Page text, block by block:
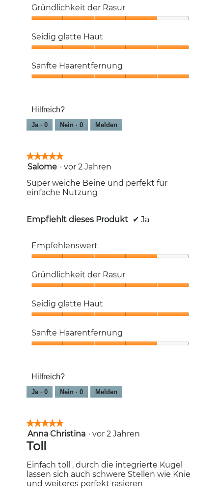
5
von
Gründlichkeit der Rasur
der
Rasur,
von
5
Seidig glatte Haut
glatte
Haut,
Sanfte Haarentfernung
von
5
Hilfreich?
Ja · 0 Nein · 0 Melden
★★★★★
★★★★★
5
5
Sternen.
Salome · vor 2 Jahren
Super weiche Beine und perfekt für
einfache Nutzung
Empfiehlt dieses Produkt ✔ Ja
Empfehlenswert
4
von
Gründlichkeit der Rasur
der
Rasur,
von
5
Seidig glatte Haut
glatte
Haut,
Sanfte Haarentfernung
von
5
Hilfreich?
Ja · 0 Nein · 0 Melden
★★★★★
★★★★★
5
von
5
Sternen.
Anna Christina · vor 2 Jahren
Toll
Einfach toll , durch die integrierte Kugel
lassen sich auch schwere Stellen wie Knie
und weiteres perfekt rasieren